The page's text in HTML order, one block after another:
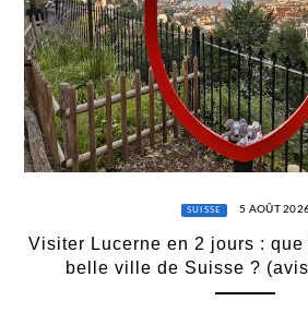
SUISSE 5 AOÛT
Visiter Lucerne en 2 jours :
belle ville de Suisse ?